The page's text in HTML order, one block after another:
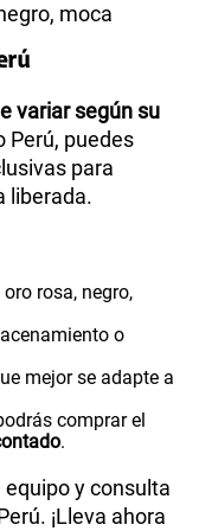
moca
variar según su
Perú, puedes
para
liberada.
rosa, negro,
o
mejor se adapte a
comprar el
.
y consulta
¡Lleva ahora